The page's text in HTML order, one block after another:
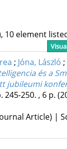
10 element
; Jóna, László ;
és a
jubileumi
245-250. , 6 p.
Article) |